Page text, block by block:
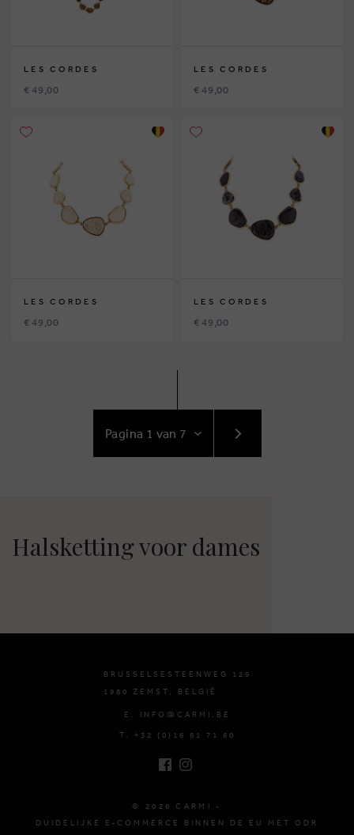
LES CORDES
€ 49,00
LES CORDES
€ 49,00
LES CORDES
€ 49,00
LES CORDES
€ 49,00
NAAR
VOLGENDE
Halsketting voor dames
BRUSSELSESTEENWEG 129
1980 ZEMST, BELGIË
E. INFO@CARMI.BE
T. +32 (0)16 61 71 60
© 2026 CARMI -
DUIDELIJKE E-COMMERCE BINNEN DE EU MET ODR